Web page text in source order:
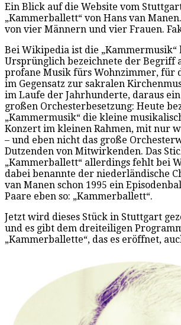
Ein Blick auf die Website vom
„Kammerballett“ von Hans van
von vier Männern und vier Frauen.
Bei Wikipedia ist die „Kammermusik“
Ursprünglich bezeichnete der Begriff
profane Musik fürs Wohnzimmer, für
im Gegensatz zur sakralen
im Laufe der Jahrhunderte, daraus
großen Orchesterbesetzung: Heute
„Kammermusik“ die kleine
Konzert im kleinen Rahmen, mit nur
– und eben nicht das große
Dutzenden von Mitwirkenden. Das
„Kammerballett“ allerdings fehlt bei
dabei benannte der niederländische
van Manen schon 1995 ein
Paare eben so: „Kammerballett“.
Jetzt wird dieses Stück in Stuttgart
und es gibt dem dreiteiligen
„Kammerballette“, das es eröffnet,